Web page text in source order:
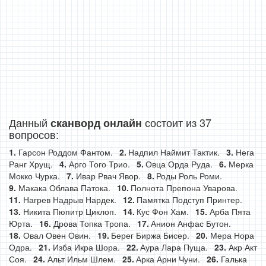
Данный сканворд онлайн состоит из 37
вопросов:
Гарсон Роддом Фантом. Надпил Наймит Тактик.
Нега
Ранг Хрущ.
Арго Того Трио. Овца Орда Руда.
Мерка
Мокко Чурка.
Ивар Рвач Явор.
Роды Роль Роми.
Макака Облава Патока.
Полнота Препона Уварова.
Нагрев Надрыв Нардек.
Памятка Подступ Принтер.
Никита Пюпитр Циклоп.
Кус Фон Хам.
Арба Пята
Юрта.
Дрова Топка Тропа.
Анион Анфас Бутон.
Овал Овен Овин.
Берег Биржа Бисер.
Мера Нора
Одра.
Изба Икра Шора. Аура Лара Пуща.
Акр Акт
Соя.
Альт Ильм Шлем. Арка Арни Чуни.
Галька